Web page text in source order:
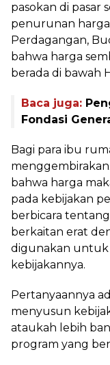
pasokan di pasar
penurunan
Perdagangan,
bahwa harga
berada di bawah
Baca juga:
Fondasi
Bagi para ibu
bahwa harga
pada kebijakan
berbicara
berkaitan erat
digunakan
kebijakannya.
Pertanyaannya
menyusun
ataukah lebih
program yang